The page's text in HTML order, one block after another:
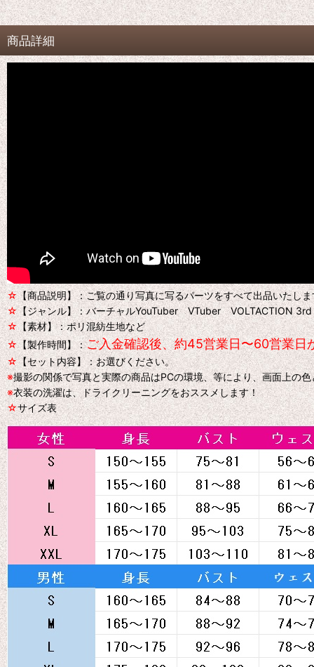
商品詳細
☆【商品説明】：ご覧の通り写真に写るパーツをすべて出品いたし
☆【ジャンル】：バーチャルYouTuber VTuber VOLTACTION
☆【素材】：ポリ混紡生地など
☆【製作時間】：ご入金確認後、約45営業日〜60営業日
☆【セット内容】：お選びください。
※撮影の関係で写真と実際の商品はPCの環境、等により、画面上の
※衣装の洗濯は、ドライクリーニングをおススメします！
☆サイズ表